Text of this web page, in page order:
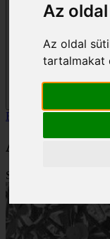
Az
Az oldal
tartalmakat
Főoldal /Kiemelt
Angyaldamil
Szerző: Alfonsín